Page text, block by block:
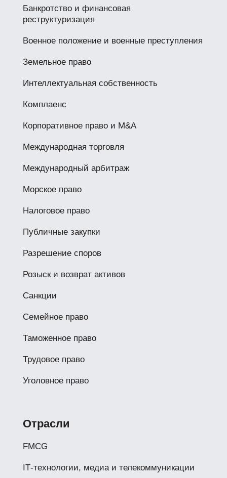
Банкротство и финансовая
реструктуризация
Военное положение и военные преступления
Земельное право
Интеллектуальная собственность
Комплаенс
Корпоративное право и M&A
Международная торговля
Международный арбитраж
Морское право
Налоговое право
Публичные закупки
Разрешение споров
Розыск и возврат активов
Санкции
Семейное право
Таможенное право
Трудовое право
Уголовное право
Отрасли
FMCG
IТ-технологии, медиа и телекоммуникации